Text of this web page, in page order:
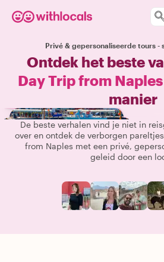
Privé & gepersonaliseerde tours -
Ontdek het beste
Day Trip from Naples
manier
De beste verhalen vind je niet in
over en ontdek de verborgen
from Naples met een privé,
geleid door een